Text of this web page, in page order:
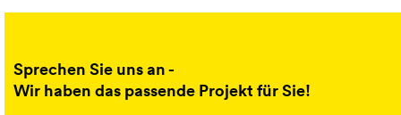
Sprechen Sie uns an -
Wir haben das passende Projekt für Sie!